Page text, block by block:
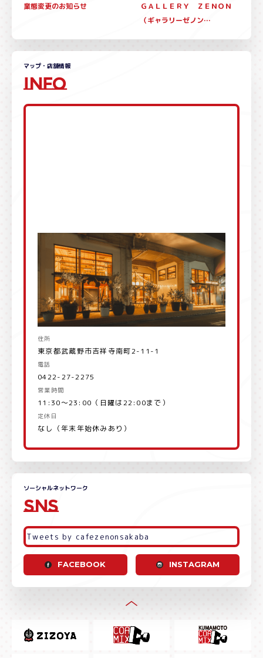
業態変更のお知らせ
ＧＡＬＬＥＲＹ ＺＥＮＯＮ
（ギャラリーゼノン…
マップ・店舗情報
INFO
住所
東京都武蔵野市吉祥寺南町2-11-1
電話
0422-27-2275
営業時間
11:30～23:00（日曜は22:00まで）
定休日
なし（年末年始休みあり）
ソーシャルネットワーク
SNS
Tweets by cafezenonsakaba
FACEBOOK INSTAGRAM